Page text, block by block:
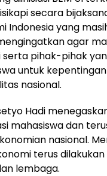
secara
Indonesia yang
agar
pihak-pihak
untuk
nasional.
Hadi
mahasiswa dan
nasional.
terus dilakukan
lembaga.